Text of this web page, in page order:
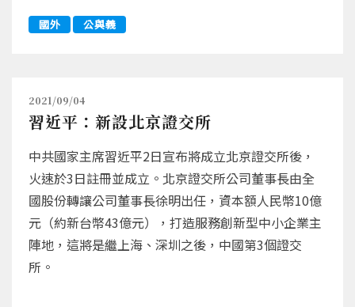
國外 公與義
2021/09/04
習近平：新設北京證交所
中共國家主席習近平2日宣布將成立北京證交所後，
火速於3日註冊並成立。北京證交所公司董事長由全
國股份轉讓公司董事長徐明出任，資本額人民幣10億
元（約新台幣43億元），打造服務創新型中小企業主
陣地，這將是繼上海、深圳之後，中國第3個證交
所。